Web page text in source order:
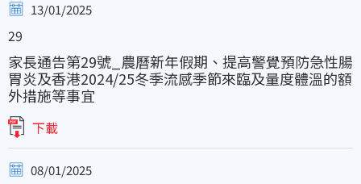
13/01/2025
29
家長通告第29號_農曆新年假期、提高警覺預防急性腸
胃炎及香港2024/25冬季流感季節來臨及量度體溫的額
外措施等事宜
下載
08/01/2025